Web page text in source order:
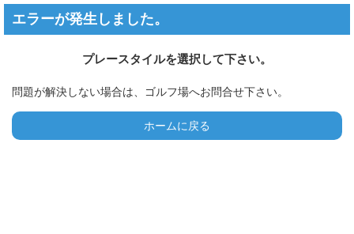
エラーが発生しました。
プレースタイルを選択して下さい。
問題が解決しない場合は、ゴルフ場へお問合せ下さい。
ホームに戻る